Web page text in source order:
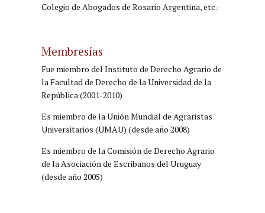
Colegio de Abogados de Rosario Argentina, etc.-
Membresías
Fue miembro del Instituto de Derecho Agrario de
la Facultad de Derecho de la Universidad de la
República (2001-2010)
Es miembro de la Unión Mundial de Agraristas
Universitarios (UMAU) (desde año 2008)
Es miembro de la Comisión de Derecho Agrario
de la Asociación de Escribanos del Uruguay
(desde año 2005)